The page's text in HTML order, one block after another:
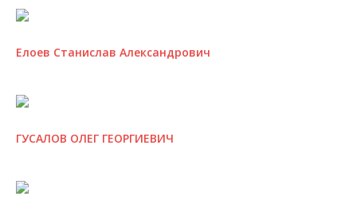
Елоев Станислав Александрович
ГУСАЛОВ ОЛЕГ ГЕОРГИЕВИЧ